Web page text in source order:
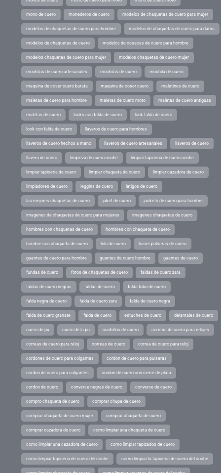
mono de cuero monederos de cuero modelos de chaquetas de cuero para mujer
modelos de chaquetas de cuero para hombre modelos de chaquetas de cuero para dama
modelos de chaquetas de cuero modelos de casacas de cuero para hombre
modelos chaquetas de cuero para mujer modelos chaquetas de cuero mujer
mochilas de cuero artesanales mochilas de cuero mochila de cuero
maquina de coser cuero barata maquina de coser cuero maletines de cuero
maletas de cuero para hombre maletas de cuero moto maletas de cuero antiguas
maletas de cuero looks con falda de cuero look falda de cuero
look con falda de cuero llaveros de cuero para hombres
llaveros de cuero hechos a mano llaveros de cuero artesanales llaveros de cuero
llavero de cuero limpieza de cuero coche limpiar tapiceria de cuero coche
limpiar tapiceria de cuero limpiar chaqueta de cuero limpiar cazadora de cuero
limpiadores de cuero leggins de cuero latigos de cuero
las mejores chaquetas de cuero jaket de cuero jackets de cuero para hombre
imagenes de chaquetas de cuero para mujeres imagenes chaquetas de cuero
hombres con chaquetas de cuero hombres con chaqueta de cuero
hombre con chaqueta de cuero hilo de cuero hacer pulseras de cuero
guantes de cuero para hombre guantes de cuero hombre guantes de cuero
fundas de cuero fotos de chaquetas de cuero faldas de cuero zara
faldas de cuero negras faldas de cuero falda tubo de cuero
falda negra de cuero falda de cuero zara falda de cuero negra
falda de cuero granate falda de cuero estuches de cuero delantales de cuero
cuero de pu cuero de la pu cuchillos de cuero correas de cuero para relojes
correas de cuero para reloj correas de cuero correa de cuero para reloj
cordones de cuero para colgantes cordon de cuero para pulseras
cordon de cuero para colgantes cordon de cuero con cierre de plata
cordon de cuero converse negras de cuero converse de cuero
compro chaqueta de cuero comprar chupa de cuero
comprar chaqueta de cuero mujer comprar chaqueta de cuero
comprar cazadora de cuero como limpiar una chaqueta de cuero
como limpiar una cazadora de cuero como limpiar tapizados de cuero
como limpiar tapiceria de cuero del coche como limpiar la tapiceria de cuero del coche